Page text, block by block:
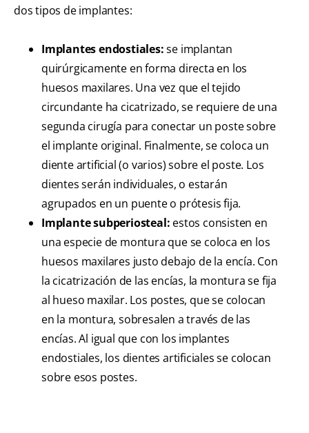
dos tipos de implantes:
Implantes endostiales:se implantan
quirúrgicamente en forma directa en los
huesos maxilares. Una vez que el tejido
circundante ha cicatrizado, se requiere de una
segunda cirugía para conectar un poste sobre
el implante original. Finalmente, se coloca un
diente artificial (o varios) sobre el poste. Los
dientes serán individuales, o estarán
agrupados en un puente o prótesis fija.
Implante subperiosteal: estos consisten en
una especie de montura que se coloca en los
huesos maxilares justo debajo de la encía. Con
la cicatrización de las encías, la montura se fija
al hueso maxilar. Los postes, que se colocan
en la montura, sobresalen a través de las
encías. Al igual que con los implantes
endostiales, los dientes artificiales se colocan
sobre esos postes.